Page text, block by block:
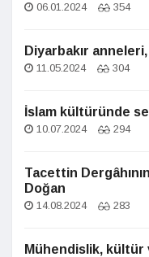
06.01.2024 354
Diyarbakır
11.05.2024 304
İslam kültüründe
10.07.2024 294
Tacettin
Doğan
14.08.2024 283
Mühendislik,